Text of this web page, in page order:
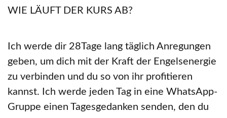
WIE LÄUFT DER KURS AB?
Ich werde dir 28Tage lang täglich Anregungen
geben, um dich mit der Kraft der Engelsenergie
zu verbinden und du so von ihr profitieren
kannst. Ich werde jeden Tag in eine WhatsApp-
Gruppe einen Tagesgedanken senden, den du